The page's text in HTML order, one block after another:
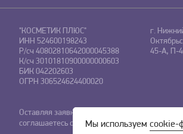
"КОСМЕТИК ПЛЮС"
ИНН 524600198243
Р/сч 40802810642000045388
К/сч 30101810900000000603
БИК 042202603
ОГРН 306524624400020
г.
45-А, П-
Оставляя заявку на сайте, Вы даете свое
соглашаетесь c
политикой
Мы используем cookie-